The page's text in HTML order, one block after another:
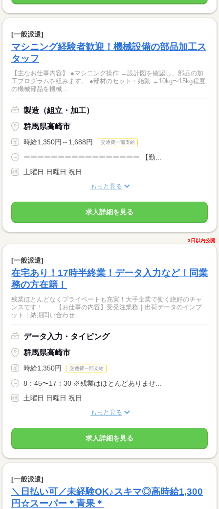
[一般派遣]
マシニング経験者歓迎！機械設備の部品加工ス
タッフ
【主なお仕事内容】 ●マシニング操作 →設計図を確認し、部品の加
工プログラムを組みます。 ●部材のセット・始動 →10kg〜15kg程度
の機械部品を機械...
製造（組立・加工）
群馬県高崎市
時給1,350円～1,688円 交通費一部支給
ーーーーーーーーーーーーーーーーー 【勤...
土曜日 日曜日 祝日
もっと見る
求人詳細を見る
3日以内公開
[一般派遣]
在宅あり！17時半終業！データ入力など！同業
務の方在籍！
残業ほとんどなくプライベートも充実！大手企業で働く絶好のチャ
ンスです！ 【お仕事の内容】受発注業務｜出荷データのインプ
ット｜納期問い合わせ...
データ入力・タイピング
群馬県高崎市
時給1,350円 交通費一部支給
8：45〜17：30 ※残業はほとんどありませ...
土曜日 日曜日 祝日
もっと見る
求人詳細を見る
[一般派遣]
＼日払い可／未経験OK♪スキマ◎高時給1,300
円☆スーパー＊青果＊